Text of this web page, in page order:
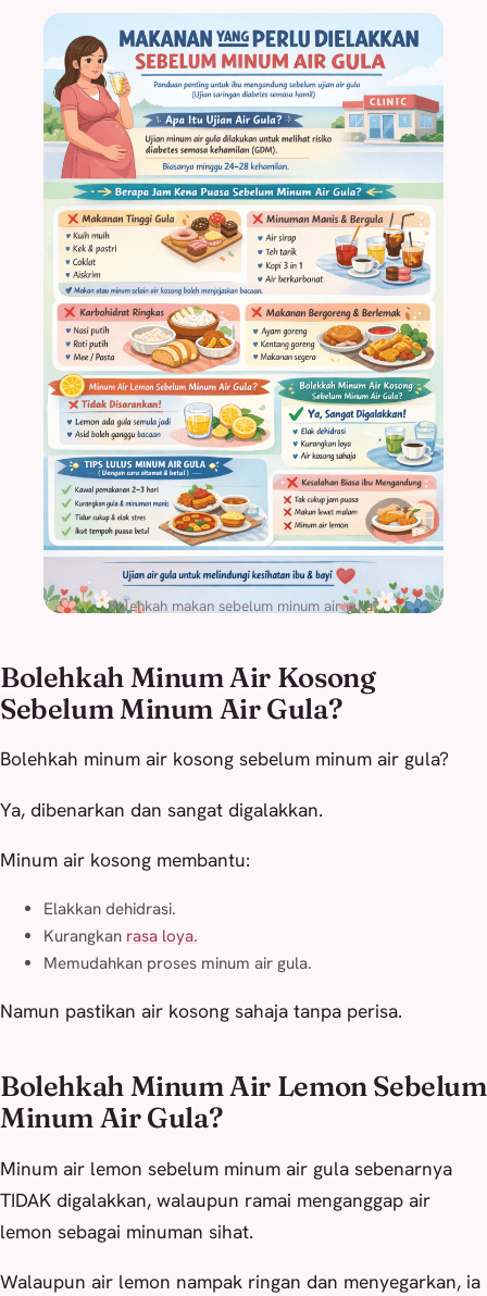
Bolehkah makan sebelum minum air gula?
Bolehkah Minum Air Kosong
Sebelum Minum Air Gula?
Bolehkah minum air kosong sebelum minum air gula?
Ya, dibenarkan dan sangat digalakkan.
Minum air kosong membantu:
Elakkan dehidrasi.
Kurangkan rasa loya.
Memudahkan proses minum air gula.
Namun pastikan air kosong sahaja tanpa perisa.
Bolehkah Minum Air Lemon Sebelum
Minum Air Gula?
Minum air lemon sebelum minum air gula sebenarnya
TIDAK digalakkan, walaupun ramai menganggap air
lemon sebagai minuman sihat.
Walaupun air lemon nampak ringan dan menyegarkan, ia